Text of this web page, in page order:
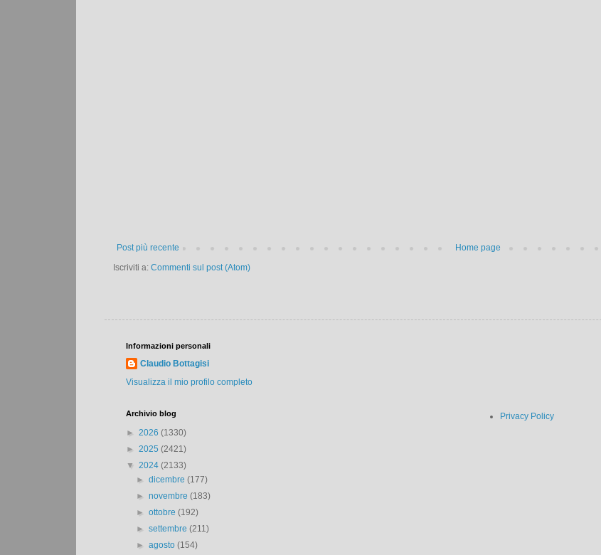
Post più recente
Home page
Iscriviti a: Commenti sul post (Atom)
Informazioni personali
Claudio Bottagisi
Visualizza il mio profilo completo
Archivio blog
► 2026 (1330)
► 2025 (2421)
▼ 2024 (2133)
►dicembre(177)
►novembre(183)
►ottobre(192)
►settembre(211)
►agosto(154)
Privacy Policy